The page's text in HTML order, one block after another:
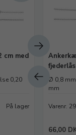
cm med
0,20
På lager
Ø 0,8
mm
Varenr.
66,00